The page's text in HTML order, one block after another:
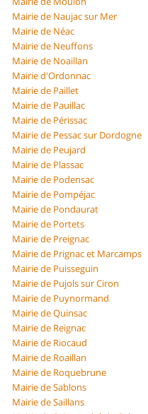
Mairie de Naujac sur Mer
Mairie de Néac
Mairie de Neuffons
Mairie de Noaillan
Mairie d'Ordonnac
Mairie de Paillet
Mairie de Pauillac
Mairie de Périssac
Mairie de Pessac sur Dordogne
Mairie de Peujard
Mairie de Plassac
Mairie de Podensac
Mairie de Pompéjac
Mairie de Pondaurat
Mairie de Portets
Mairie de Preignac
Mairie de Prignac et Marcamps
Mairie de Puisseguin
Mairie de Pujols sur Ciron
Mairie de Puynormand
Mairie de Quinsac
Mairie de Reignac
Mairie de Riocaud
Mairie de Roaillan
Mairie de Roquebrune
Mairie de Sablons
Mairie de Saillans